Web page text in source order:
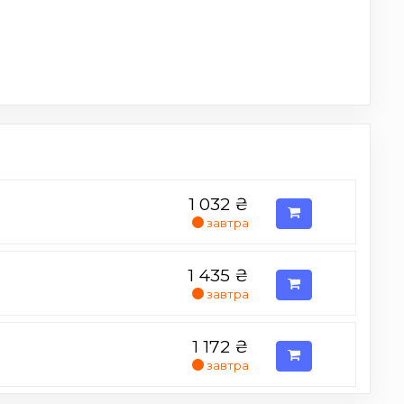
1 032 ₴
завтра
1 435 ₴
завтра
1 172 ₴
завтра